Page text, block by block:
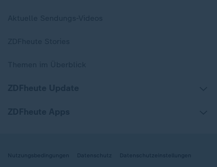
Nutzungsbedingungen Datenschutz Datenschutzeinstellungen